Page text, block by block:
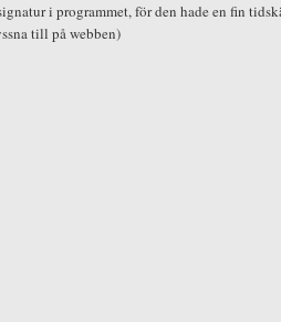
i programmet, för den hade en fin
till på webben)